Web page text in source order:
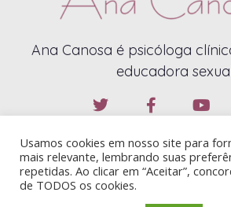
Ana Canosa é psicóloga
educadora
Usamos cookies em nosso site para
mais relevante, lembrando suas
repetidas. Ao clicar em “Aceitar”,
de TODOS os cookies.